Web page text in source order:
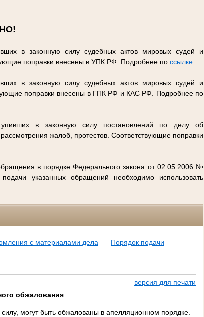
в законную силу судебных актов мировых судей и
поправки внесены в УПК РФ. Подробнее по ссылке.
в законную силу судебных актов мировых судей и
поправки внесены в ГПК РФ и КАС РФ. Подробнее по
в законную силу постановлений по делу об
жалоб, протестов. Соответствующие поправки
в порядке Федерального закона от 02.05.2006 №
указанных обращений необходимо использовать
с материалами дела
Порядок подачи
версия для печати
обжалования
могут быть обжалованы в апелляционном порядке.